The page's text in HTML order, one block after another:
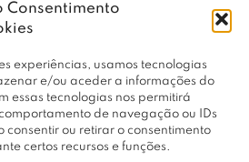
Consentimento
experiências, usamos tecnologias
e/ou aceder a informações do
essas tecnologias nos permitirá
de navegação ou IDs
consentir ou retirar o consentimento
certos recursos e funções.
LINKS ÚTEIS
EMPRESA
PERFIL